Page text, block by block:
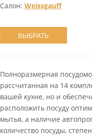
Салон: Weissgauff
ВЫБРАТЬ
Полноразмерная
рассчитанная на 14
вашей кухне, но и
расположить посуду
мытья, а наличие
количество посуды,